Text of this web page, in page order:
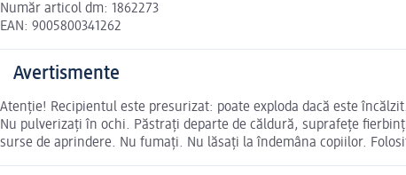
Număr articol dm: 1862273
EAN: 9005800341262
Avertismente
Atenție! Recipientul este presurizat: poate exploda dacă este
Nu pulverizați în ochi. Păstrați departe de căldură, suprafețe
surse de aprindere. Nu fumați. Nu lăsați la îndemâna copiilor.